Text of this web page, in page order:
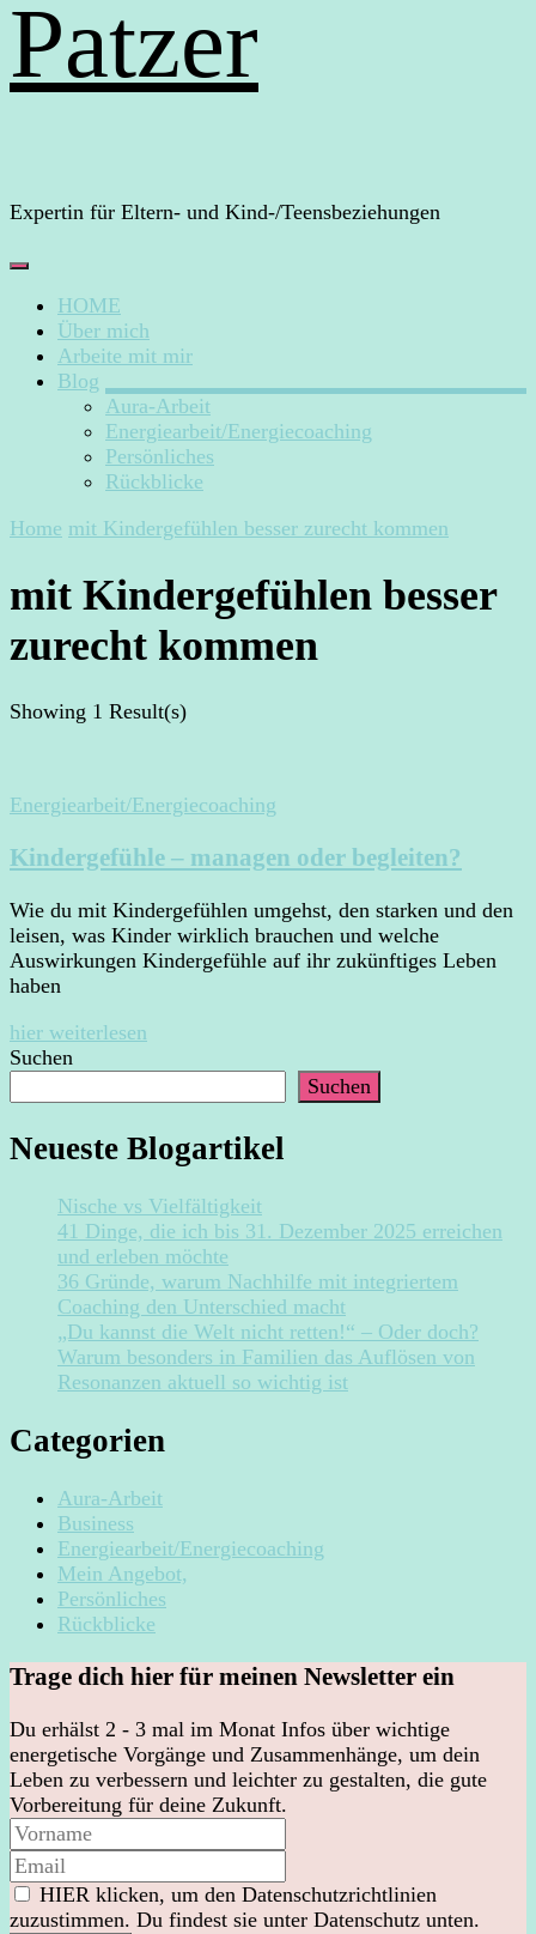
Patzer
Expertin für Eltern- und Kind-/Teensbeziehungen
HOME
Über mich
Arbeite mit mir
Blog
Aura-Arbeit
Energiearbeit/Energiecoaching
Persönliches
Rückblicke
Home mit Kindergefühlen besser zurecht kommen
mit Kindergefühlen besser
zurecht kommen
Showing 1 Result(s)
Energiearbeit/Energiecoaching
Kindergefühle – managen oder begleiten?
Wie du mit Kindergefühlen umgehst, den starken und den
leisen, was Kinder wirklich brauchen und welche
Auswirkungen Kindergefühle auf ihr zukünftiges Leben
haben
hier weiterlesen
Suchen
Suchen
Neueste Blogartikel
Nische vs Vielfältigkeit
41 Dinge, die ich bis 31. Dezember 2025 erreichen
und erleben möchte
36 Gründe, warum Nachhilfe mit integriertem
Coaching den Unterschied macht
„Du kannst die Welt nicht retten!“ – Oder doch?
Warum besonders in Familien das Auflösen von
Resonanzen aktuell so wichtig ist
Categorien
Aura-Arbeit
Business
Energiearbeit/Energiecoaching
Mein Angebot,
Persönliches
Rückblicke
Trage dich hier für meinen Newsletter ein
Du erhälst 2 - 3 mal im Monat Infos über wichtige
energetische Vorgänge und Zusammenhänge, um dein
Leben zu verbessern und leichter zu gestalten, die gute
Vorbereitung für deine Zukunft.
HIER klicken, um den Datenschutzrichtlinien
zuzustimmen. Du findest sie unter Datenschutz unten.